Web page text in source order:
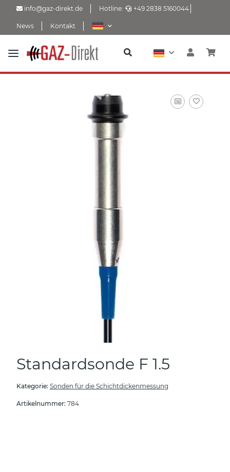
info@gaz-direkt.de Hotline: +49 2838 5160044
News Kontakt
Standardsonde F 1.5
Kategorie: Sonden für die Schichtdickenmessung
Artikelnummer: 784